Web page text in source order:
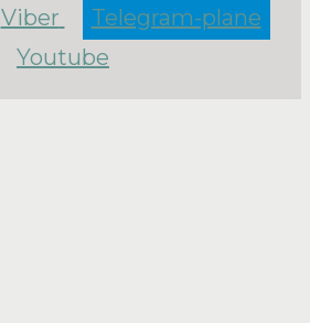
Viber
Telegram-plane
Youtube